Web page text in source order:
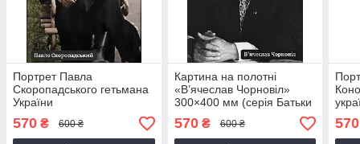
Портрет Павла
Скоропадського гетьмана
України
570 ₴ 600 ₴
Картина на полотні
«В’ячеслав Чорновіл»
300×400 мм (серія Батьки
української нації)
570₴ 600 ₴ 570